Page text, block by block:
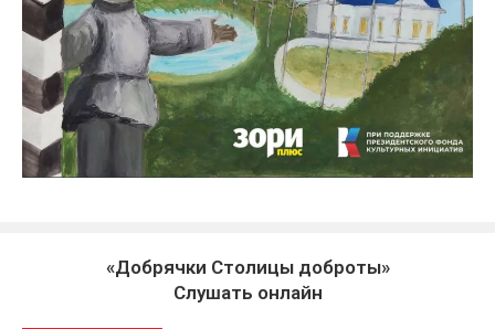
«Добрячки Столицы доброты»
Слушать онлайн